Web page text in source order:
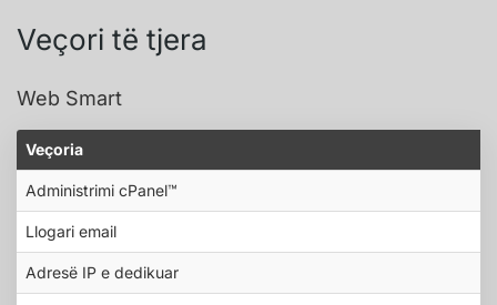
Veçori të tjera
Web Smart
Veçoria
Administrimi cPanel™
Llogari email
Adresë IP e dedikuar